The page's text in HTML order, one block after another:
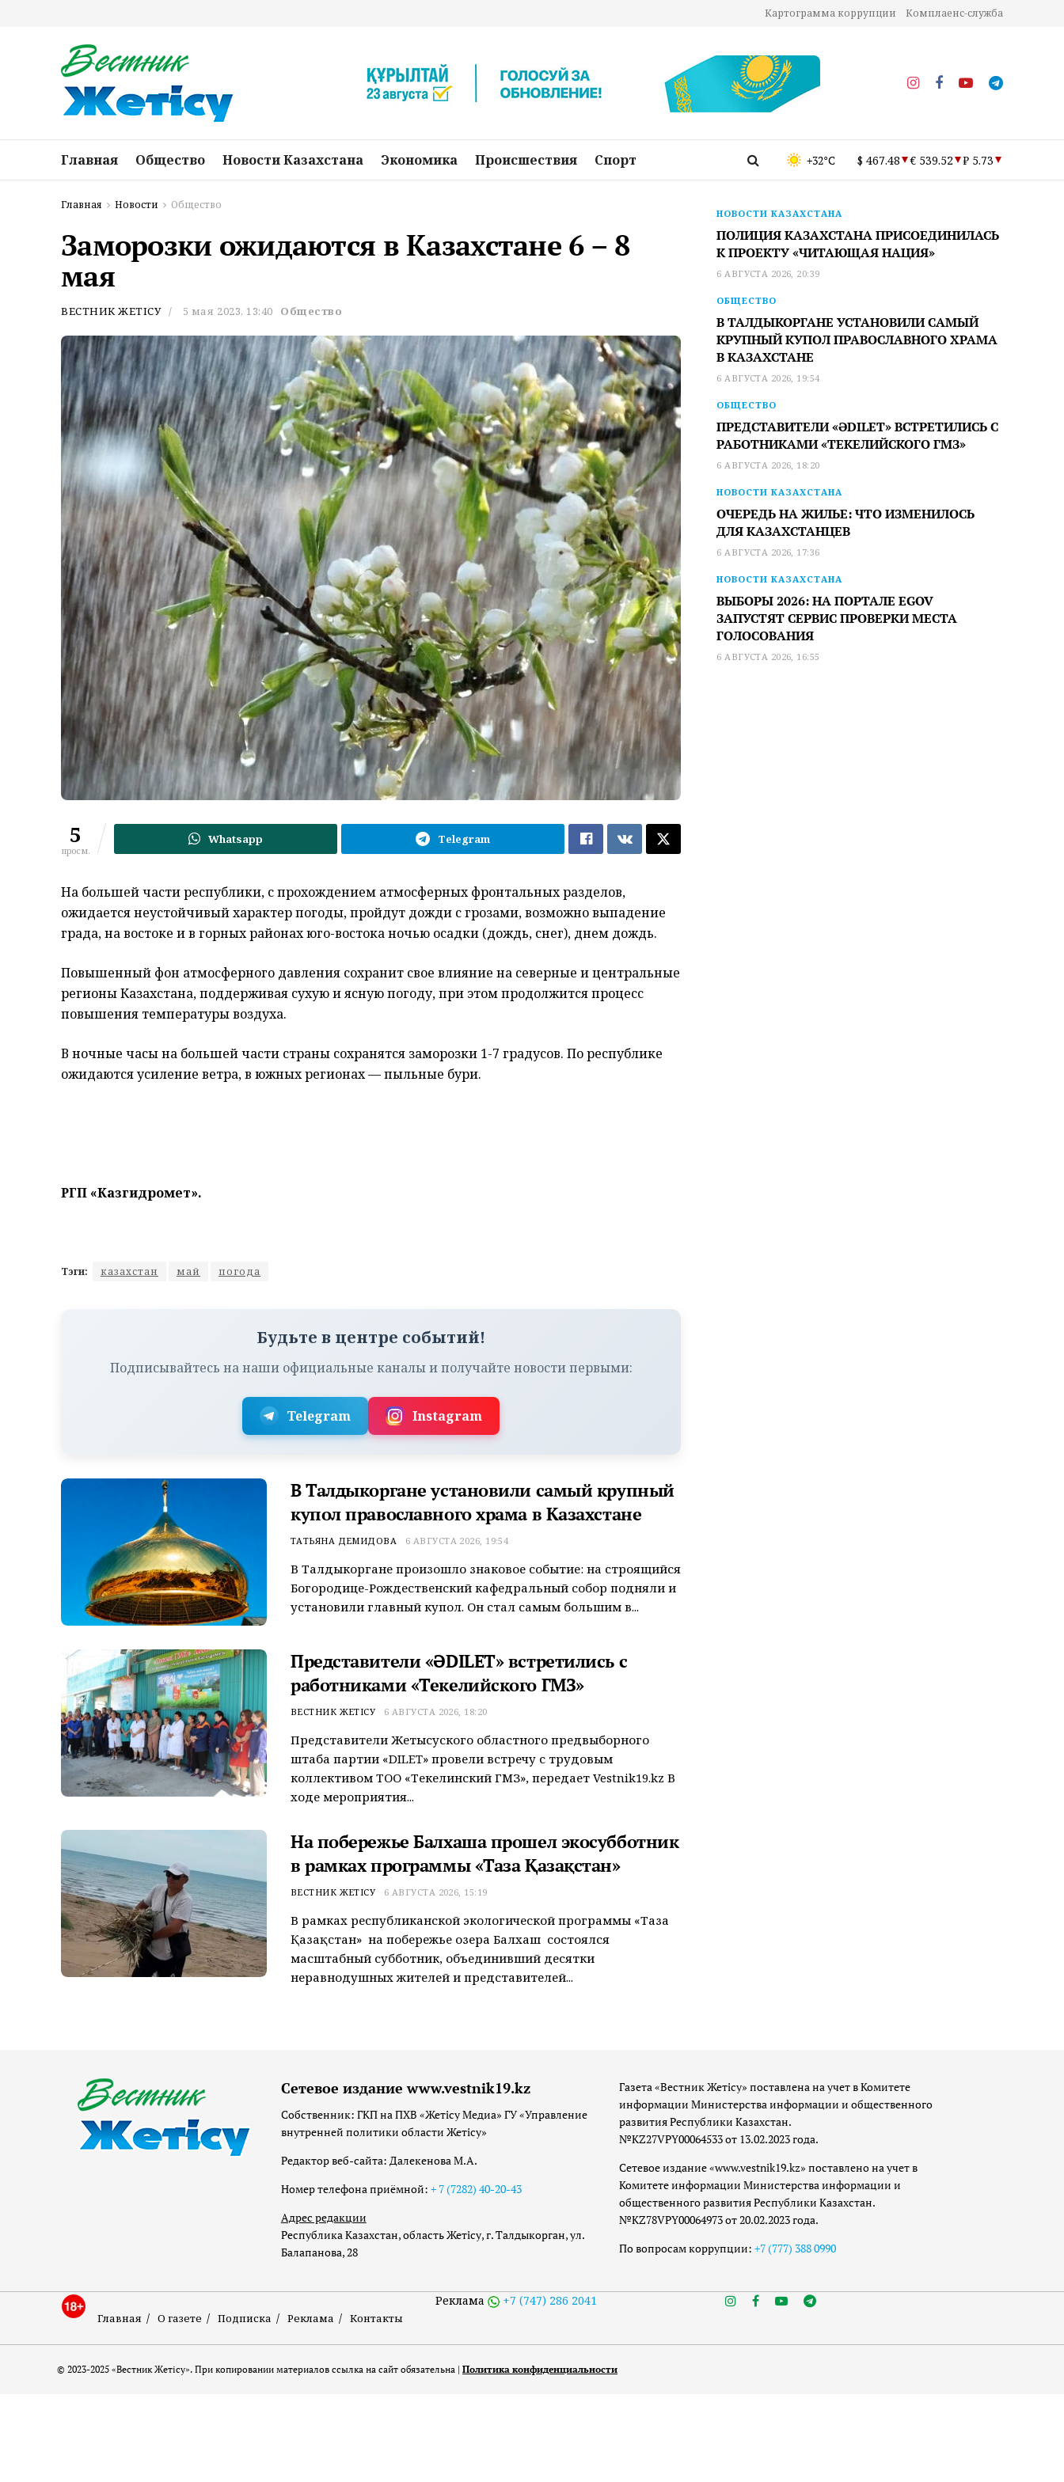
Картограмма коррупции Комплаенс-служба
Главная Общество Новости Казахстана Экономика Происшествия Спорт +32°C $ 467.48 € 539.52 ₽ 5.73
Главная Новости Общество
Заморозки ожидаются в Казахстане 6 – 8
мая
ВЕСТНИК ЖЕТІСУ 5 мая 2023, 13:40 Общество
5
просм.
Whatsapp Telegram
На большей части республики, с прохождением атмосферных фронтальных разделов,
ожидается неустойчивый характер погоды, пройдут дожди с грозами, возможно выпадение
града, на востоке и в горных районах юго-востока ночью осадки (дождь, снег), днем дождь.
Повышенный фон атмосферного давления сохранит свое влияние на северные и центральные
регионы Казахстана, поддерживая сухую и ясную погоду, при этом продолжится процесс
повышения температуры воздуха.
В ночные часы на большей части страны сохранятся заморозки 1-7 градусов. По республике
ожидаются усиление ветра, в южных регионах — пыльные бури.
РГП «Казгидромет».
Тэги: казахстан май погода
Будьте в центре событий!
Подписывайтесь на наши официальные каналы и получайте новости первыми:
Telegram Instagram
В Талдыкоргане установили самый крупный
купол православного храма в Казахстане
ТАТЬЯНА ДЕМИДОВА 6 АВГУСТА 2026, 19:54
В Талдыкоргане произошло знаковое событие: на строящийся
Богородице-Рождественский кафедральный собор подняли и
установили главный купол. Он стал самым большим в...
Представители «ӘDILET» встретились с
работниками «Текелийского ГМЗ»
ВЕСТНИК ЖЕТІСУ 6 АВГУСТА 2026, 18:20
Представители Жетысуского областного предвыборного
штаба партии «ӘDILET» провели встречу с трудовым
коллективом ТОО «Текелинский ГМЗ», передает Vestnik19.kz В
ходе мероприятия...
На побережье Балхаша прошел экосубботник
в рамках программы «Таза Қазақстан»
ВЕСТНИК ЖЕТІСУ 6 АВГУСТА 2026, 15:19
В рамках республиканской экологической программы «Таза
Қазақстан» на побережье озера Балхаш состоялся
масштабный субботник, объединивший десятки
неравнодушных жителей и представителей...
НОВОСТИ КАЗАХСТАНА
ПОЛИЦИЯ КАЗАХСТАНА ПРИСОЕДИНИЛАСЬ
К ПРОЕКТУ «ЧИТАЮЩАЯ НАЦИЯ»
6 АВГУСТА 2026, 20:39
ОБЩЕСТВО
В ТАЛДЫКОРГАНЕ УСТАНОВИЛИ САМЫЙ
КРУПНЫЙ КУПОЛ ПРАВОСЛАВНОГО ХРАМА
В КАЗАХСТАНЕ
6 АВГУСТА 2026, 19:54
ОБЩЕСТВО
ПРЕДСТАВИТЕЛИ «ӘDILET» ВСТРЕТИЛИСЬ С
РАБОТНИКАМИ «ТЕКЕЛИЙСКОГО ГМЗ»
6 АВГУСТА 2026, 18:20
НОВОСТИ КАЗАХСТАНА
ОЧЕРЕДЬ НА ЖИЛЬЕ: ЧТО ИЗМЕНИЛОСЬ
ДЛЯ КАЗАХСТАНЦЕВ
6 АВГУСТА 2026, 17:36
НОВОСТИ КАЗАХСТАНА
ВЫБОРЫ 2026: НА ПОРТАЛЕ EGOV
ЗАПУСТЯТ СЕРВИС ПРОВЕРКИ МЕСТА
ГОЛОСОВАНИЯ
6 АВГУСТА 2026, 16:55
Сетевое издание www.vestnik19.kz
Собственник: ГКП на ПХВ «Жетісу Медиа» ГУ «Управление
внутренней политики области Жетісу»
Редактор веб-сайта: Далекенова М.А.
Номер телефона приёмной: + 7 (7282) 40-20-43
Адрес редакции
Республика Казахстан, область Жетісу, г. Талдыкорган, ул.
Балапанова, 28
Газета «Вестник Жетісу» поставлена на учет в Комитете
информации Министерства информации и общественного
развития Республики Казахстан.
№KZ27VPY00064533 от 13.02.2023 года.
Сетевое издание «www.vestnik19.kz» поставлено на учет в
Комитете информации Министерства информации и
общественного развития Республики Казахстан.
№KZ78VPY00064973 от 20.02.2023 года.
По вопросам коррупции: +7 (777) 388 0990
Главная О газете Подписка Реклама Контакты
Реклама +7 (747) 286 2041
© 2023-2025 «Вестник Жетісу». При копировании материалов ссылка на сайт обязательна | Политика конфиденциальности